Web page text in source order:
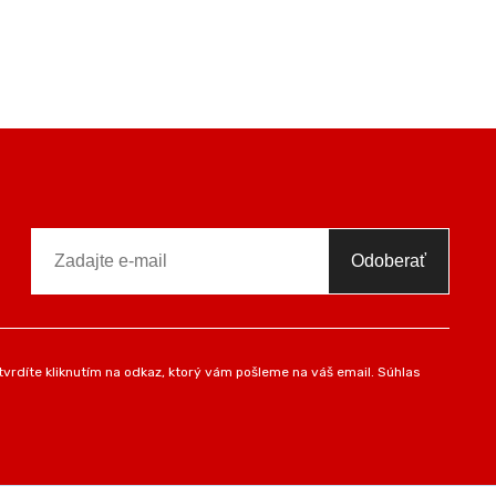
Odoberať
kliknutím na odkaz, ktorý vám pošleme na váš email. Súhlas